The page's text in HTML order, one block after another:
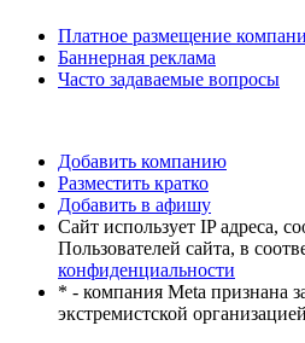
Платное размещение
Баннерная реклама
Часто задаваемые вопросы
Добавить компанию
Разместить кратко
Добавить в афишу
Сайт использует IP адреса,
Пользователей сайта, в
конфиденциальности
* - компания Meta признана
экстремистской